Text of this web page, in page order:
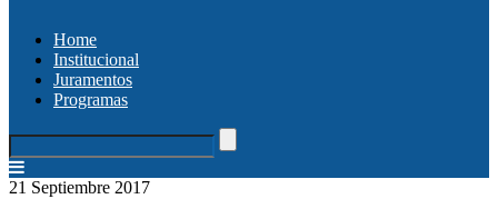
Home
Institucional
Juramentos
Programas
21 Septiembre 2017